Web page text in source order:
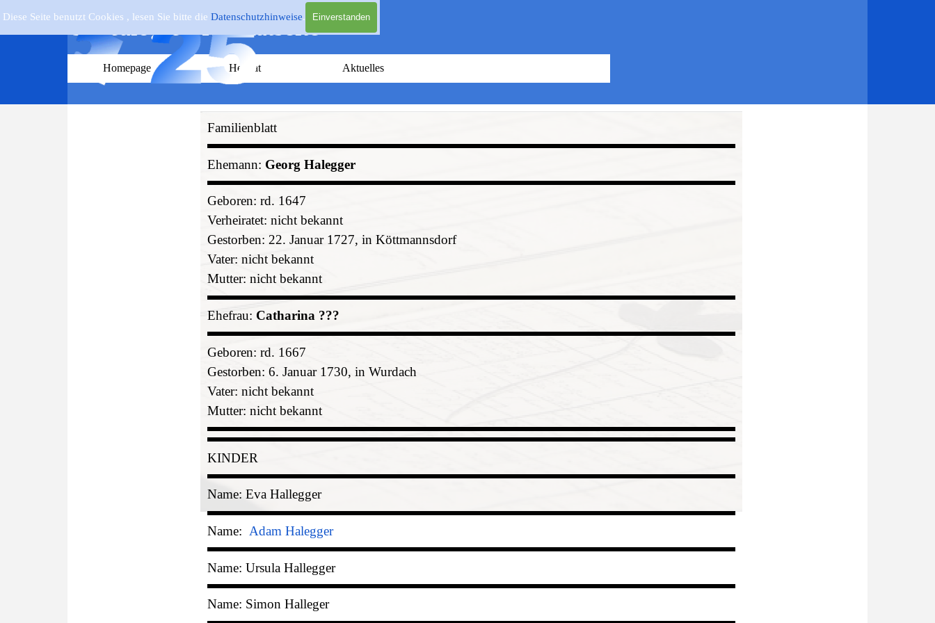
Diese Seite benutzt Cookies , lesen Sie bitte die Datenschutzhinweise. Einverstanden
Genealogie - Heimatseite
Menü überspringen
Homepage Heimat ▼
Aktuelles
Familienblatt
Ehemann: Georg Halegger
Geboren: rd. 1647
Verheiratet: nicht bekannt
Gestorben: 22. Januar 1727, in Köttmannsdorf
Vater: nicht bekannt
Mutter: nicht bekannt
Ehefrau: Catharina ???
Geboren: rd. 1667
Gestorben: 6. Januar 1730, in Wurdach
Vater: nicht bekannt
Mutter: nicht bekannt
KINDER
Name: Eva Hallegger
Name: Adam Halegger
Name: Ursula Hallegger
Name: Simon Halleger